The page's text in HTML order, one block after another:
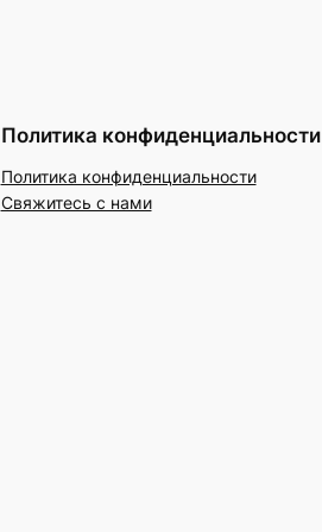
Политика конфиденциальности
Политика конфиденциальности
Свяжитесь с нами